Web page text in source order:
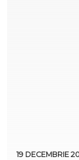
19 DECEMBRIE